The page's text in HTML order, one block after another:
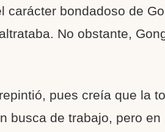
carácter bondadoso de
No obstante,
pues creía que la
busca de trabajo, pero